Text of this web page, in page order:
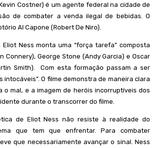
Costner) é um agente federal na cidade de
de combater a venda ilegal de bebidas. O
Al Capone (Robert De Niro).
Ness monta uma “força tarefa” composta
Connery), George Stone (Andy Garcia) e Oscar
Smith). Com esta formação passam a ser
intocáveis”. O filme demonstra de maneira clara
o mal, e a imagem de heróis incorruptíveis dos
durante o transcorrer do filme.
de Eliot Ness não resiste à realidade do
que tem que enfrentar. Para combater
que necessariamente avançar o sinal. Ness